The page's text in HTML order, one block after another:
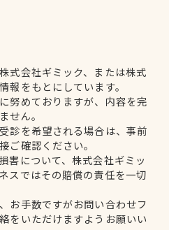
式会社ギミック、または株式
報をもとにしています。
努めておりますが、内容を完
せん。
診を希望される場合は、事前
ご確認ください。
害について、株式会社ギミッ
スではその賠償の責任を一切
お手数ですがお問い合わせフ
をいただけますようお願いい